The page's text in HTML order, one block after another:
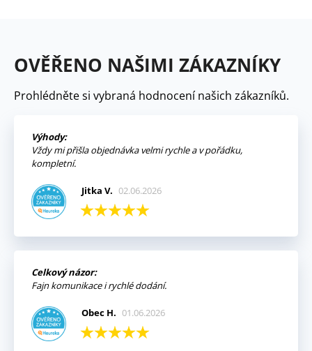
OVĚŘENO NAŠIMI ZÁKAZNÍKY
Prohlédněte si vybraná hodnocení našich zákazníků.
Výhody:
Vždy mi přišla objednávka velmi rychle a v pořádku,
kompletní.
Jitka V. 02.06.2026
Celkový názor:
Fajn komunikace i rychlé dodání.
Obec H. 01.06.2026